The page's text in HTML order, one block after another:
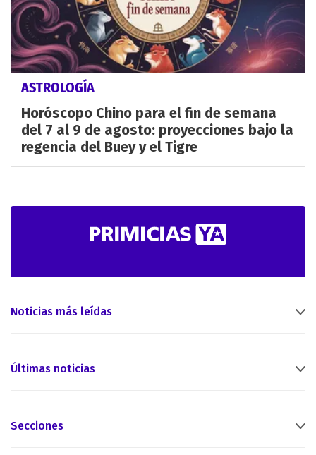
ASTROLOGÍA
Horóscopo Chino para el fin de semana
del 7 al 9 de agosto: proyecciones bajo la
regencia del Buey y el Tigre
Noticias más leídas
Últimas noticias
Secciones